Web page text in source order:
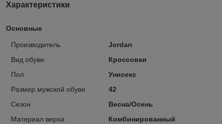
Характеристики
Основные
Производитель
Jordan
Вид обуви
Кроссовки
Пол
Унисекс
Размер мужской обуви
42
Сезон
Весна/Осень
Материал верха
Комбинированный